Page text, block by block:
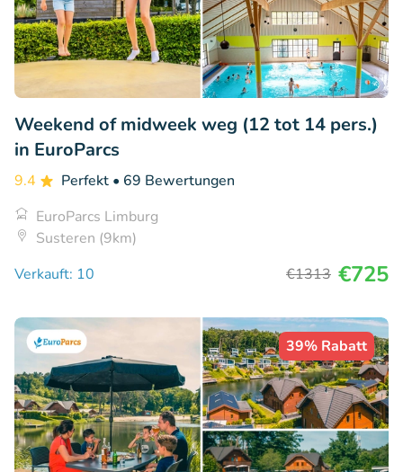
Weekend of midweek weg (12 tot 14 pers.)
in EuroParcs
9.4 Perfekt • 69 Bewertungen
EuroParcs Limburg
Susteren (9km)
Verkauft: 10
€1313 €725
39% Rabatt